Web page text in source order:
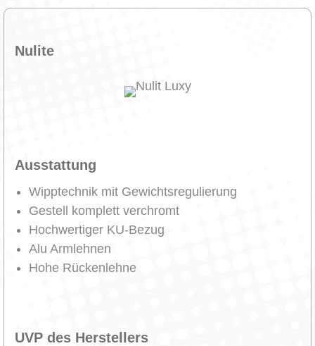
Nulite
Ausstattung
Wipptechnik mit Gewichtsregulierung
Gestell komplett verchromt
Hochwertiger KU-Bezug
Alu Armlehnen
Hohe Rückenlehne
UVP des Herstellers